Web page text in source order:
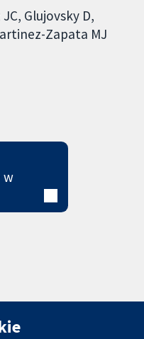
Glujovsky D
Zapata MJ
w